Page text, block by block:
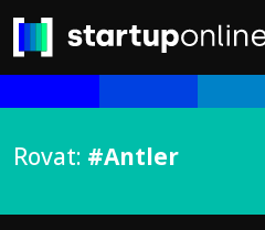
Rovat: #Antler